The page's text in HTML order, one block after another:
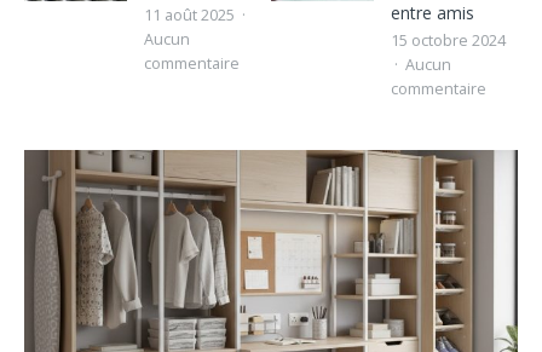
11 août 2025
Aucun
commentaire
entre amis
15 octobre 2024
Aucun
commentaire